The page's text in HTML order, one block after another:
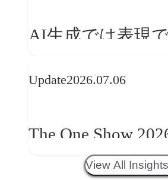
か
AI生成では表現
望
Update2026.07.06
The One Show
エイティブトレ
View All Insights